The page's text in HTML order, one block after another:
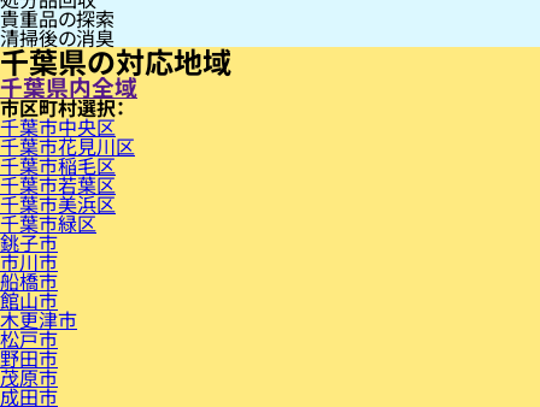
貴重品の探索
清掃後の消臭
千葉県の対応地域
千葉県内全域
市区町村
千葉市中央区
千葉市花見川区
千葉市稲毛区
千葉市若葉区
千葉市美浜区
千葉市緑区
銚子市
市川市
船橋市
館山市
木更津市
松戸市
野田市
茂原市
成田市